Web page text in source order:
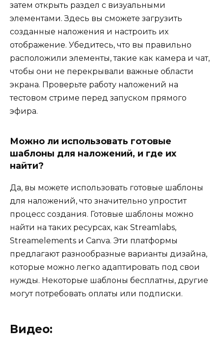
затем открыть раздел с визуальными
элементами. Здесь вы сможете загрузить
созданные наложения и настроить их
отображение. Убедитесь, что вы правильно
расположили элементы, такие как камера и чат,
чтобы они не перекрывали важные области
экрана. Проверьте работу наложений на
тестовом стриме перед запуском прямого
эфира.
Можно ли использовать готовые
шаблоны для наложений, и где их
найти?
Да, вы можете использовать готовые шаблоны
для наложений, что значительно упростит
процесс создания. Готовые шаблоны можно
найти на таких ресурсах, как Streamlabs,
Streamelements и Canva. Эти платформы
предлагают разнообразные варианты дизайна,
которые можно легко адаптировать под свои
нужды. Некоторые шаблоны бесплатны, другие
могут потребовать оплаты или подписки.
Видео: